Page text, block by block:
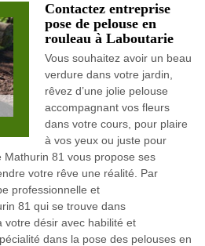
Contactez entreprise
pose de pelouse en
rouleau à Laboutarie
Vous souhaitez avoir un beau
verdure dans votre jardin,
rêvez d’une jolie pelouse
accompagnant vos fleurs
dans votre cours, pour plaire
à vos yeux ou juste pour
81 vous propose ses
votre rêve une réalité. Par
professionnelle et
81 qui se trouve dans
votre désir avec habilité et
dans la pose des pelouses en